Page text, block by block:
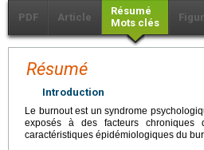
PDF Article
Résumé
Mots clés
Résumé
Introduction
Le burnout est un syndrome
exposés à des facteurs chroniques
caractéristiques épidémiologiques du